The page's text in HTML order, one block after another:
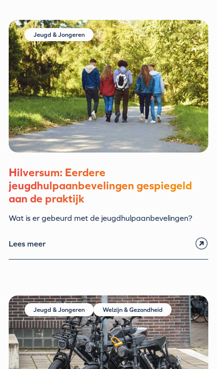
Jeugd & Jongeren
Hilversum: Eerdere
jeugdhulpaanbevelingen gespiegeld
aan de praktijk
Wat is er gebeurd met de jeugdhulpaanbevelingen?
Lees meer
Jeugd & Jongeren Welzijn & Gezondheid